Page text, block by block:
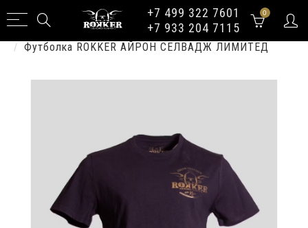
+7 499 322 7601
+7 933 204 7115
0
Футболка ROKKER АЙРОН СЕЛВАДЖ ЛИМИТЕД